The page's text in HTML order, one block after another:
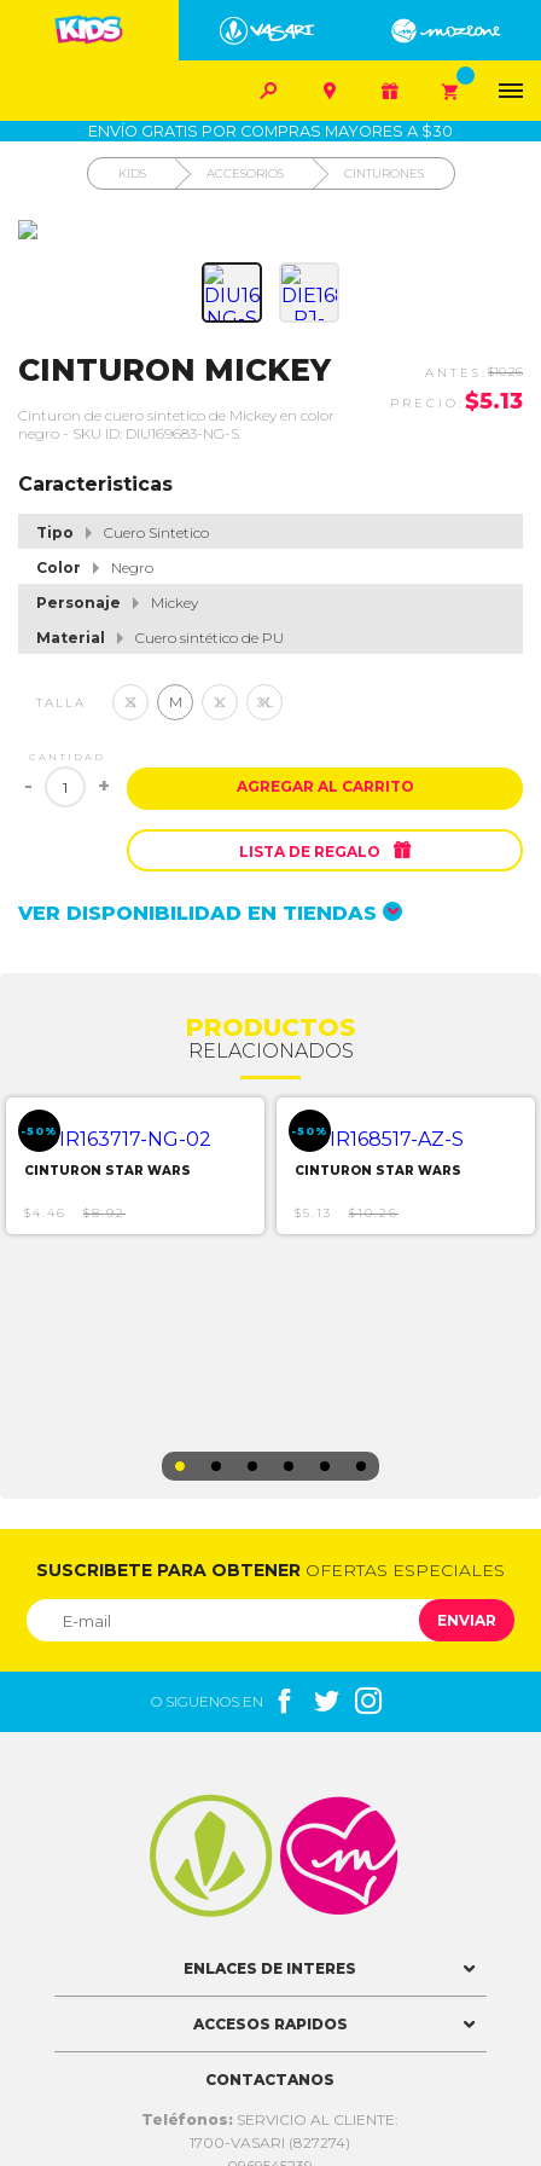
 
   
1700-VASARI (827274) MIS PEDIDOS
COMO COMPRAR DEVOLUCIÓN SIN COSTO
ENVÍO GRATIS POR COMPRAS MAYORES A $30
KIDS ACCESORIOS CINTURONES
CINTURON MICKEY $10.26
$5.13
Cinturon de cuero sintetico de Mickey en color
negro - SKU ID: DIU169683-NG-S
Caracteristicas
Tipo
Cuero Sintetico
Color
Negro
Personaje
Mickey
Material
Cuero sintético de PU
TALLA S M L XL
CANTIDAD
- + AGREGAR AL CARRITO
LISTA DE REGALO 
VER DISPONIBILIDAD EN TIENDAS
PRODUCTOS
RELACIONADOS
-50%
CINTURON STAR WARS
$4.46 $8.92
-50%
CINTURON STAR WARS
$5.13 $10.26
SUSCRIBETE PARA OBTENER OFERTAS ESPECIALES
ENVIAR
O SIGUENOS EN   

ENLACES DE INTERES
ACCESOS RAPIDOS
CONTACTANOS
Teléfonos: SERVICIO AL CLIENTE:
1700-VASARI (827274)